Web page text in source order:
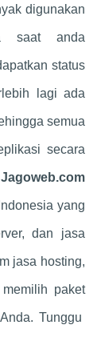
digunakan
saat anda
status
lagi ada
semua
secara
Jagoweb.com
yang
dan jasa
jasa hosting,
paket
Tunggu